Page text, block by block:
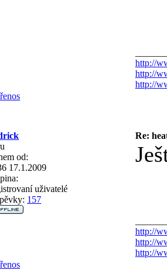
http://
http://
http://
Re:
od:
17.1.2009
uživatelé
157
http://
http://
http://